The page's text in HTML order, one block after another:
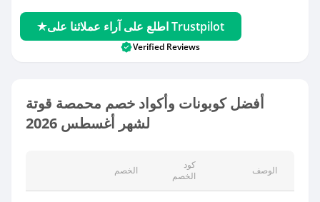
اطلع على آراء عملائنا على Trustpilot
Verified Reviews
أفضل كوبونات وأكواد خصم محمصة قوتة
لشهر أغسطس 2026
الخصم
كود
الخصم
الوصف